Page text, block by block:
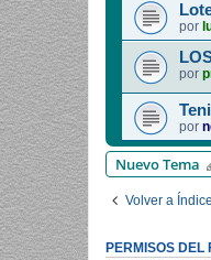
por
por
por
Nuevo Tema
Volver a
PERMISOS DEL